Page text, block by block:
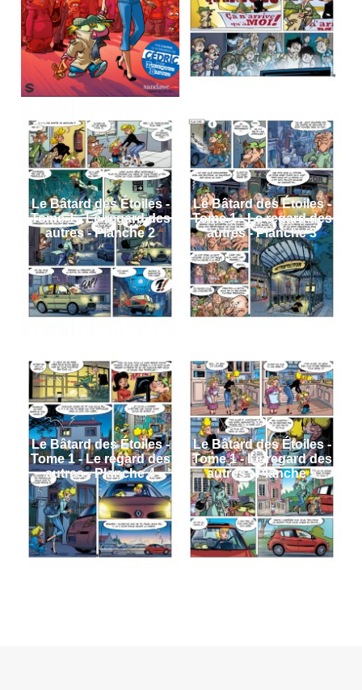
Le Bâtard des Étoiles -
Tome 1 - Le regard des
autres - Planche 2
Le Bâtard des Étoiles -
Tome 1 - Le regard des
autres - Planche 3
Le Bâtard des Étoiles -
Tome 1 - Le regard des
autres - Planche 4
Le Bâtard des Étoiles -
Tome 1 - Le regard des
autres - Planche 5